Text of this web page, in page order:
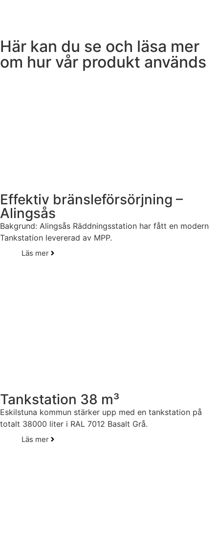
Här kan du se och läsa mer
om hur vår produkt används
Effektiv bränsleförsörjning –
Alingsås
Bakgrund: Alingsås Räddningsstation har fått en modern
Tankstation levererad av MPP.
Läs mer
Tankstation 38 m³
Eskilstuna kommun stärker upp med en tankstation på
totalt 38000 liter i RAL 7012 Basalt Grå.
Läs mer